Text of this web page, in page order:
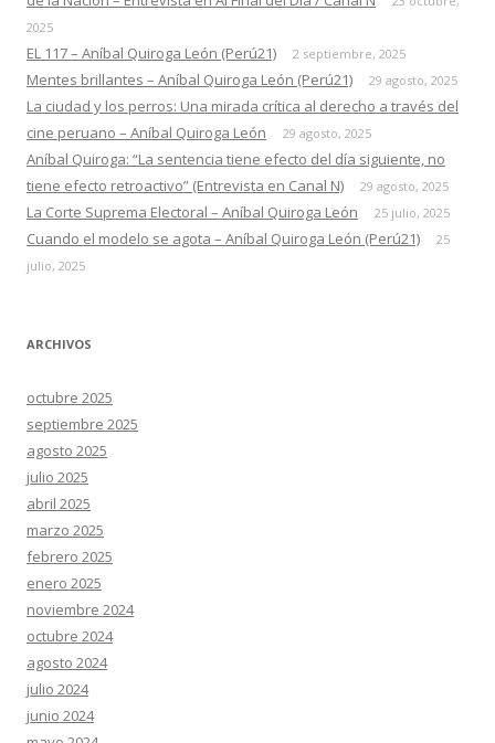
2025
EL 117 – Aníbal Quiroga León (Perú21) 2 septiembre, 2025
Mentes brillantes – Aníbal Quiroga León (Perú21) 29 agosto, 2025
La ciudad y los perros: Una mirada crítica al derecho a través del
cine peruano – Aníbal Quiroga León
29 agosto, 2025
Aníbal Quiroga: “La sentencia tiene efecto del día siguiente, no
tiene efecto retroactivo” (Entrevista en Canal N)
29 agosto, 2025
La Corte Suprema Electoral – Aníbal Quiroga León 25 julio, 2025
Cuando el modelo se agota – Aníbal Quiroga León (Perú21)
25
julio, 2025
ARCHIVOS
octubre 2025
septiembre 2025
agosto 2025
julio 2025
abril 2025
marzo 2025
febrero 2025
enero 2025
noviembre 2024
octubre 2024
agosto 2024
julio 2024
junio 2024